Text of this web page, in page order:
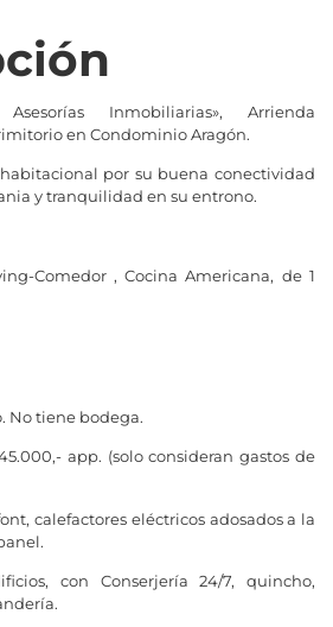
Inmobiliarias», Arrienda
en Condominio Aragón.
por su buena conectividad
y tranquilidad en su entrono.
Comedor , Cocina Americana, de 1
No tiene bodega.
app. (solo consideran gastos de
calefactores eléctricos adosados a la
con Conserjería 24/7, quincho,